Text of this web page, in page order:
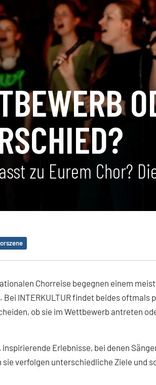
zu Eurem Chor?
Chorreise begegnen einem
INTERKULTUR findet beides oftmals
ob sie im Wettbewerb antreten
Erlebnisse, bei denen
verfolgen unterschiedliche Ziele und